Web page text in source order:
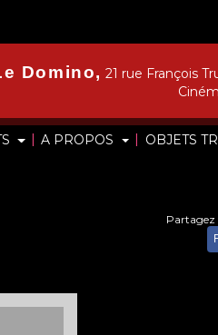
| A PROPOS | OBJETS
Domino, 21 rue François
Partagez